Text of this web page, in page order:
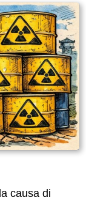
causa di